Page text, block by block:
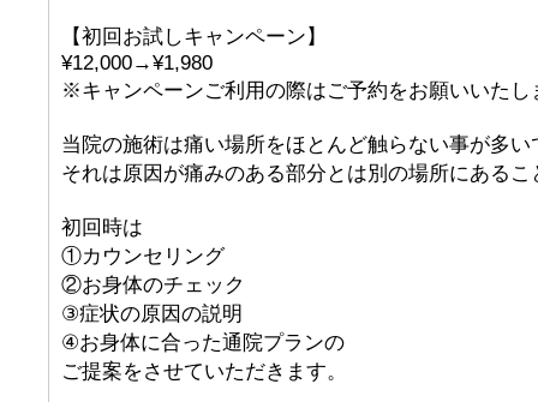
【初回お試しキャンペーン】
¥12,000→¥1,980
※キャンペーンご利用の際はご予約をお願いいたし
当院の施術は痛い場所をほとんど触らない事が多い
それは原因が痛みのある部分とは別の場所にある
初回時は
①カウンセリング
②お身体のチェック
③症状の原因の説明
④お身体に合った通院プランの
ご提案をさせていただきます。